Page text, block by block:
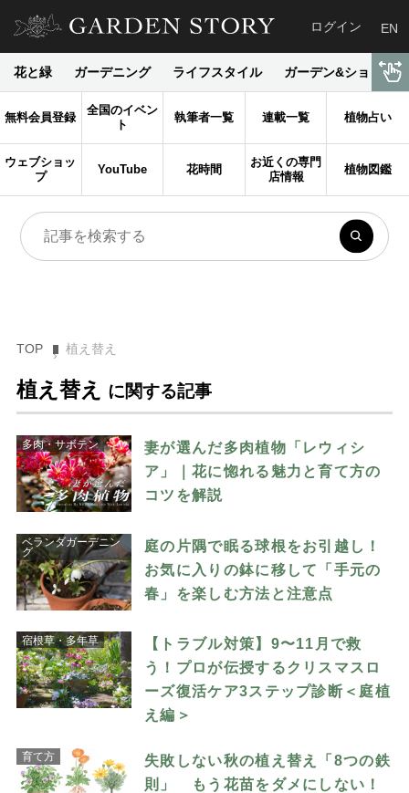
ログイン EN
花と緑 ガーデニング ライフスタイル ガーデン&ショップ
無料会員登録
全国のイベン
ト
執筆者一覧 連載一覧 植物占い
ウェブショッ
プ
YouTube 花時間
お近くの専門
店情報
植物図鑑
TOP 植え替え
植え替え に関する記事
多肉・サボテン
妻が選んだ多肉植物「レウィシ
ア」｜花に惚れる魅力と育て方の
コツを解説
ベランダガーデニン
グ
庭の片隅で眠る球根をお引越し！
お気に入りの鉢に移して「手元の
春」を楽しむ方法と注意点
宿根草・多年草
【トラブル対策】9〜11月で救
う！プロが伝授するクリスマスロ
ーズ復活ケア3ステップ診断＜庭植
え編＞
育て方
失敗しない秋の植え替え「8つの鉄
則」 もう花苗をダメにしない！